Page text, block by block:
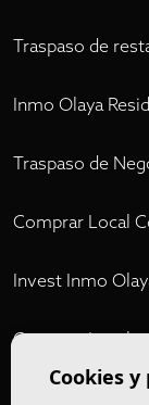
Traspaso de
Inmo Olaya
Traspaso de
Comprar Local
Invest Inmo
Comprar
OlayaCookies